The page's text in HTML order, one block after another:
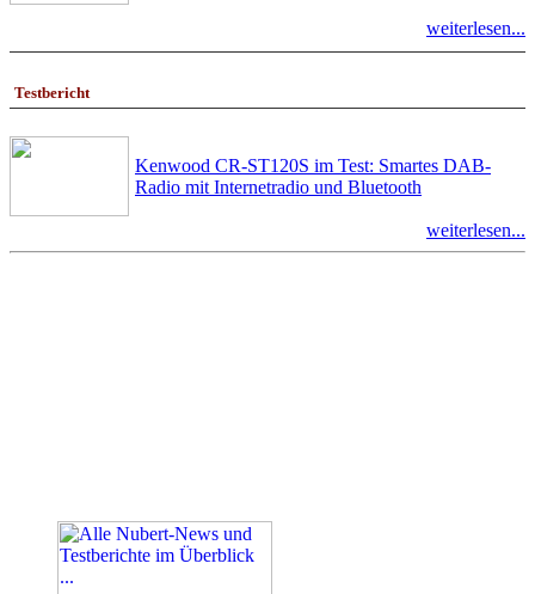
weiterlesen...
Testbericht
Kenwood CR-ST120S im Test: Smartes DAB-
Radio mit Internetradio und Bluetooth
weiterlesen...